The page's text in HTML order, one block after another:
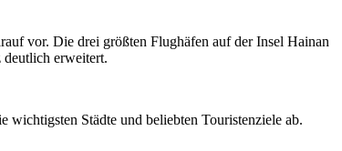
vor. Die drei größten Flughäfen auf der Insel Hainan
deutlich erweitert.
wichtigsten Städte und beliebten Touristenziele ab.